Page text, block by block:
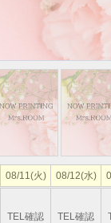
08/11(火) 08/12(水)
TEL確認 TEL確認